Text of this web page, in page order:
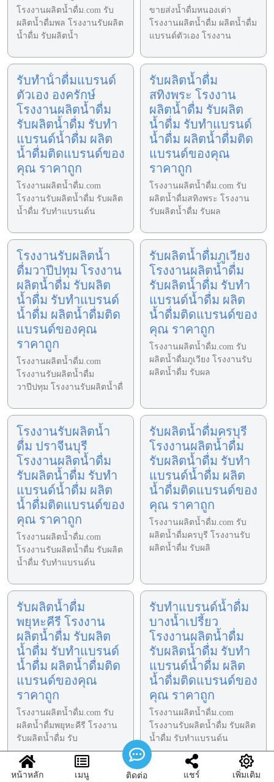
โรงงานผลิตน้ำดื่ม.com รับ
ผลิตน้ำดื่มพล โรงงานรับผลิต
น้ำดื่ม รับผลิตน้ำ
ขายส่งน้ำดื่มหนองเต่า
โรงงานผลิตน้ำดื่ม ผลิตน้ำดื่ม
แบรนด์ตัวเอง โรงงาน
รับทําน้ําดื่มแบรนด์
ตัวเอง องครักษ์
โรงงานผลิตน้ำดื่ม
รับผลิตน้ำดื่ม รับทำ
แบรนด์น้ำดื่ม ผลิต
น้ำดื่มติดแบรนด์ของ
คุณ ราคาถูก
โรงงานผลิตน้ำดื่ม.com
โรงงานรับผลิตน้ำดื่ม รับผลิต
น้ำดื่ม รับทำแบรนด์น
รับผลิตน้ำดื่ม
สทิงพระ โรงงาน
ผลิตน้ำดื่ม รับผลิต
น้ำดื่ม รับทำแบรนด์
น้ำดื่ม ผลิตน้ำดื่มติด
แบรนด์ของคุณ
ราคาถูก
โรงงานผลิตน้ำดื่ม.com รับ
ผลิตน้ำดื่มสทิงพระ โรงงาน
รับผลิตน้ำดื่ม รับผล
โรงงานรับผลิตน้ำ
ดื่มวาปีปทุม โรงงาน
ผลิตน้ำดื่ม รับผลิต
น้ำดื่ม รับทำแบรนด์
น้ำดื่ม ผลิตน้ำดื่มติด
แบรนด์ของคุณ
ราคาถูก
โรงงานผลิตน้ำดื่ม.com
โรงงานรับผลิตน้ำดื่ม
วาปีปทุม โรงงานรับผลิตน้ำดื่
รับผลิตน้ำดื่มภูเวียง
โรงงานผลิตน้ำดื่ม
รับผลิตน้ำดื่ม รับทำ
แบรนด์น้ำดื่ม ผลิต
น้ำดื่มติดแบรนด์ของ
คุณ ราคาถูก
โรงงานผลิตน้ำดื่ม.com รับ
ผลิตน้ำดื่มภูเวียง โรงงานรับ
ผลิตน้ำดื่ม รับผล
โรงงานรับผลิตน้ำ
ดื่ม ปราจีนบุรี
โรงงานผลิตน้ำดื่ม
รับผลิตน้ำดื่ม รับทำ
แบรนด์น้ำดื่ม ผลิต
น้ำดื่มติดแบรนด์ของ
คุณ ราคาถูก
โรงงานผลิตน้ำดื่ม.com
โรงงานรับผลิตน้ำดื่ม รับผลิต
น้ำดื่ม รับทำแบรนด์น
รับผลิตน้ำดื่มครบุรี
โรงงานผลิตน้ำดื่ม
รับผลิตน้ำดื่ม รับทำ
แบรนด์น้ำดื่ม ผลิต
น้ำดื่มติดแบรนด์ของ
คุณ ราคาถูก
โรงงานผลิตน้ำดื่ม.com รับ
ผลิตน้ำดื่มครบุรี โรงงานรับ
ผลิตน้ำดื่ม รับผลิ
รับผลิตน้ำดื่ม
พยุหะคีรี โรงงาน
ผลิตน้ำดื่ม รับผลิต
น้ำดื่ม รับทำแบรนด์
น้ำดื่ม ผลิตน้ำดื่มติด
แบรนด์ของคุณ
ราคาถูก
โรงงานผลิตน้ำดื่ม.com รับ
ผลิตน้ำดื่มพยุหะคีรี โรงงาน
รับผลิตน้ำดื่ม รับ
รับทำแบรนด์น้ำดื่ม
บางน้ำเปรี้ยว
โรงงานผลิตน้ำดื่ม
รับผลิตน้ำดื่ม รับทำ
แบรนด์น้ำดื่ม ผลิต
น้ำดื่มติดแบรนด์ของ
คุณ ราคาถูก
โรงงานผลิตน้ำดื่ม.com
โรงงานรับผลิตน้ำดื่ม รับผลิต
น้ำดื่ม รับทำแบรนด์น
หน้าหลัก เมนู ติดต่อ แชร์ เพิ่มเติม